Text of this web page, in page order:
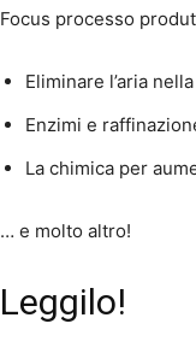
Focus processo
Eliminare l’aria
Enzimi e
La chimica per
… e molto altro!
Leggilo!